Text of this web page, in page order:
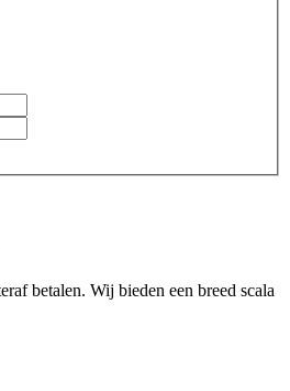
betalen. Wij bieden een breed scala